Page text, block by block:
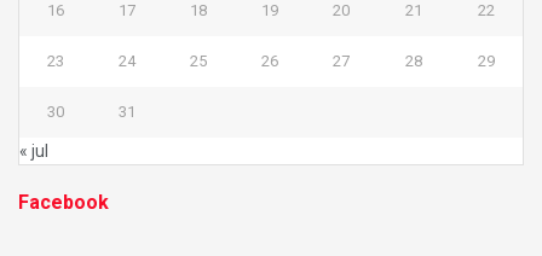
16 17 18 19 20 21 22
23 24 25 26 27 28 29
30 31
« jul
Facebook